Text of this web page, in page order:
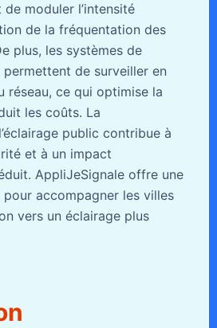
moduler l’intensité
de la fréquentation des
plus, les systèmes de
de surveiller en
réseau, ce qui optimise la
les coûts. La
public contribue à
et à un impact
AppliJeSignale offre une
accompagner les villes
vers un éclairage plus